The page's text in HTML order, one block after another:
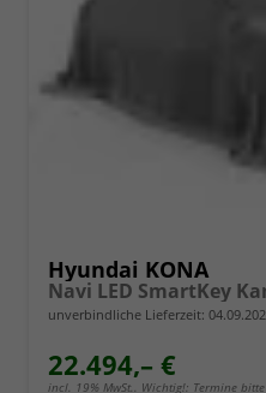
Hyundai KONA
Navi LED SmartKey
unverbindliche Lieferzeit:
22.494,– €
incl. 19% MwSt.. Wichtig!: Termine bitte